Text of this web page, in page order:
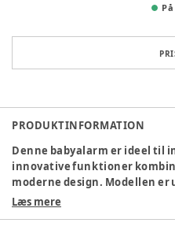
PRODUKTINFORMATION
Denne babyalarm er ideel til
innovative funktioner
moderne design. Modellen er
sikkerhed, bekvemmelighed
Læs mere